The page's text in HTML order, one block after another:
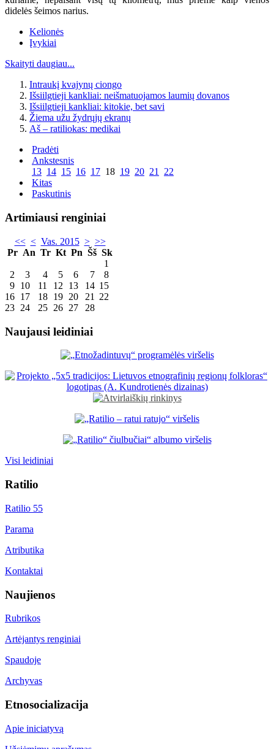
didelės šeimos narius.
Kelionės
Įvykiai
Skaityti daugiau...
Intraukį kvajynų ciongo
Išsiilgtieji kankliai: neišmatuojamos laumių dovanos
Išsiilgtieji kankliai: kitokie, bet savi
Žiema užu žydrųjų ekranų
Aš – ratiliokas: medikai
Pradėti
Ankstesnis
13 14 15 16 17 18 19 20 21 22
Kitas
Paskutinis
Artimiausi renginiai
<< < Vas. 2015 > >>
Pr An Tr Kt Pn Šš Sk
1
2
3 4 5 6 7
8
9 10 11 12 13 14 15
16 17 18 19 20 21
22
23 24 25 26 27 28
Naujausi leidiniai
Visi leidiniai
Ratilio
Ratilio 55
Parama
Atributika
Kontaktai
Naujienos
Rubrikos
Artėjantys renginiai
Spaudoje
Archyvas
Etnosocializacija
Apie iniciatyvą